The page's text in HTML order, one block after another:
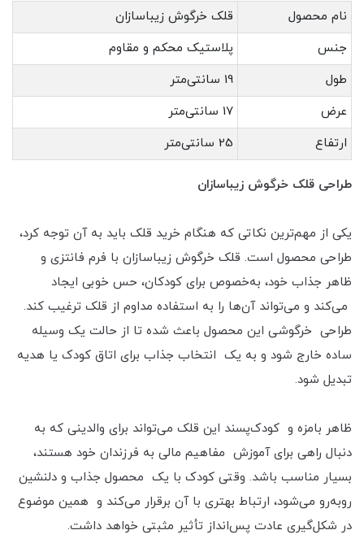
نام محصول
قلک خرگوش زیباسازان
جنس
پلاستیک محکم و مقاوم
طول
19 سانتی‌متر
عرض
17 سانتی‌متر
ارتفاع
25 سانتی‌متر
طراحی قلک خرگوش زیباسازان
یکی از مهم‌ترین نکاتی که هنگام خرید قلک باید به آن توجه کرد،
طراحی محصول است. قلک خرگوش زیباسازان با فرم فانتزی و
ظاهر جذاب خود، به‌خصوص برای کودکان، حس خوبی ایجاد
می‌کند و می‌تواند آن‌ها را به استفاده مداوم از قلک ترغیب کند.
طراحی خرگوشی این محصول باعث شده تا از حالت یک وسیله
ساده خارج شود و به یک انتخاب جذاب برای اتاق کودک یا هدیه
تبدیل شود.
ظاهر بامزه و کودک‌پسند این قلک می‌تواند برای والدینی که به
دنبال راهی برای آموزش مفاهیم مالی به فرزندان خود هستند،
بسیار مناسب باشد. وقتی کودک با یک محصول جذاب و دلنشین
روبه‌رو می‌شود، ارتباط بهتری با آن برقرار می‌کند و همین موضوع
در شکل‌گیری عادت پس‌انداز تأثیر مثبتی خواهد داشت.